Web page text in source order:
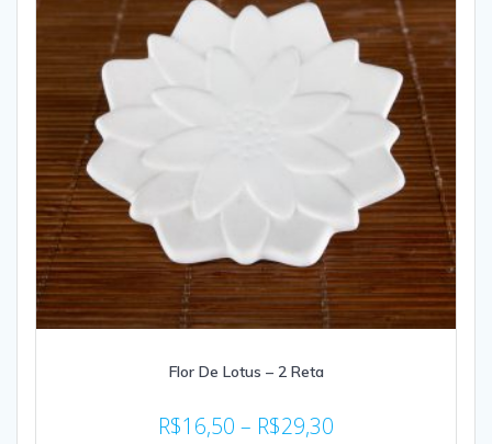
Flor De Lotus – 2 Reta
R$16,50 – R$29,30